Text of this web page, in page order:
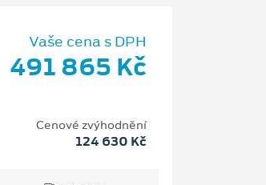
Vaše cena s DPH
491 865 Kč
Cenové zvýhodnění
124 630 Kč